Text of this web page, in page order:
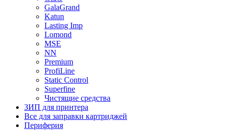
GalaGrand
Katun
Lasting Imp
Lomond
MSE
NN
Premium
ProfiLine
Static Control
Superfine
Чистящие средства
ЗИП для принтера
Все для заправки картриджей
Периферия